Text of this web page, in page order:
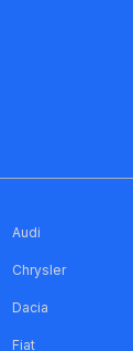
Audi
Chrysler
Dacia
Fiat